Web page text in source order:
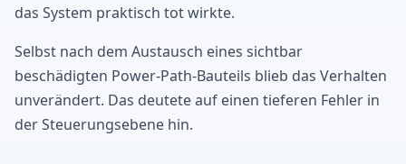
das System praktisch tot wirkte.
Selbst nach dem Austausch eines sichtbar
beschädigten Power-Path-Bauteils blieb das Verhalten
unverändert. Das deutete auf einen tieferen Fehler in
der Steuerungsebene hin.